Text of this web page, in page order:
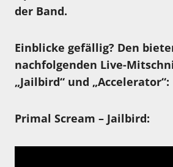
der Band.
Einblicke gefällig? Den
nachfolgenden Live-
„Jailbird“ und „Accelerator“:
Primal Scream – Jailbird: